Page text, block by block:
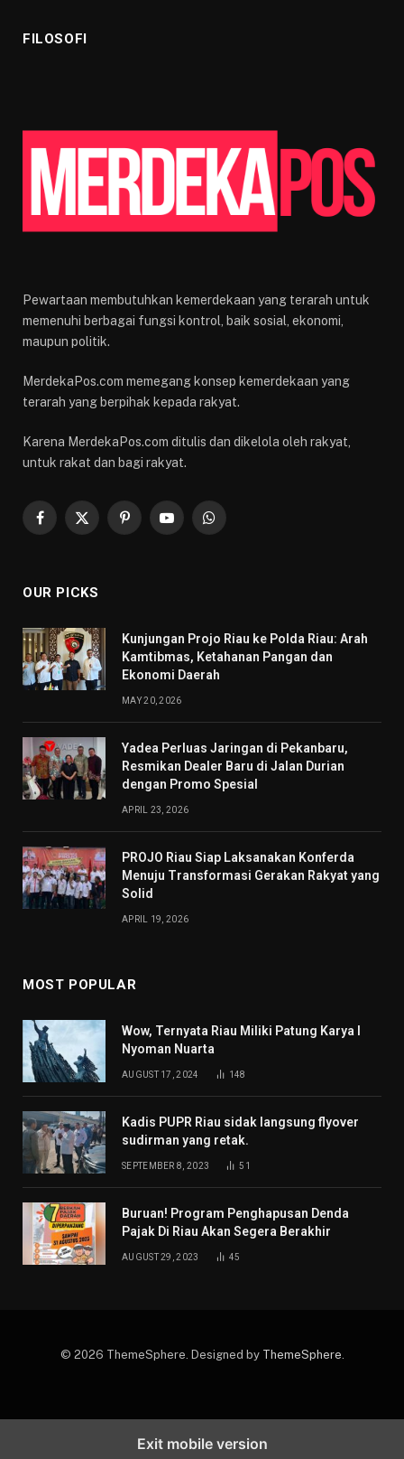
FILOSOFI
Pewartaan membutuhkan kemerdekaan yang terarah untuk
memenuhi berbagai fungsi kontrol, baik sosial, ekonomi,
maupun politik.
MerdekaPos.com memegang konsep kemerdekaan yang
terarah yang berpihak kepada rakyat.
Karena MerdekaPos.com ditulis dan dikelola oleh rakyat,
untuk rakat dan bagi rakyat.
Facebook
X
PinterestYouTubeWhatsApp
OUR PICKS
Kunjungan Projo Riau ke Polda Riau: Arah
Kamtibmas, Ketahanan Pangan dan
Ekonomi Daerah
MAY 20, 2026
Yadea Perluas Jaringan di Pekanbaru,
Resmikan Dealer Baru di Jalan Durian
dengan Promo Spesial
APRIL 23, 2026
PROJO Riau Siap Laksanakan Konferda
Menuju Transformasi Gerakan Rakyat yang
Solid
APRIL 19, 2026
MOST POPULAR
Wow, Ternyata Riau Miliki Patung Karya I
Nyoman Nuarta
AUGUST 17, 2024 148
Kadis PUPR Riau sidak langsung flyover
sudirman yang retak.
SEPTEMBER 8, 2023 51
Buruan! Program Penghapusan Denda
Pajak Di Riau Akan Segera Berakhir
AUGUST 29, 2023 45
© 2026 ThemeSphere. Designed by ThemeSphere.
Exit mobile version